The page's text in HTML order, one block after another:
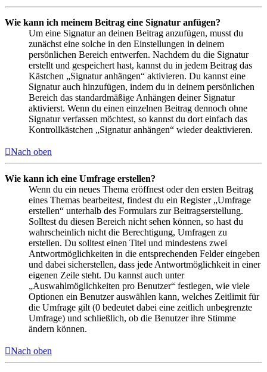
Wie kann ich meinem Beitrag eine Signatur anfügen?
Um eine Signatur an deinen Beitrag anzufügen, musst du
zunächst eine solche in den Einstellungen in deinem
persönlichen Bereich entwerfen. Nachdem du die Signatur
erstellt und gespeichert hast, kannst du in jedem Beitrag das
Kästchen „Signatur anhängen“ aktivieren. Du kannst eine
Signatur auch hinzufügen, indem du in deinem persönlichen
Bereich das standardmäßige Anhängen deiner Signatur
aktivierst. Wenn du einen einzelnen Beitrag dennoch ohne
Signatur verfassen möchtest, so kannst du dort einfach das
Kontrollkästchen „Signatur anhängen“ wieder deaktivieren.
Nach oben
Wie kann ich eine Umfrage erstellen?
Wenn du ein neues Thema eröffnest oder den ersten Beitrag
eines Themas bearbeitest, findest du ein Register „Umfrage
erstellen“ unterhalb des Formulars zur Beitragserstellung.
Solltest du diesen Bereich nicht sehen können, so hast du
wahrscheinlich nicht die Berechtigung, Umfragen zu
erstellen. Du solltest einen Titel und mindestens zwei
Antwortmöglichkeiten in die entsprechenden Felder eingeben
und dabei sicherstellen, dass jede Antwortmöglichkeit in einer
eigenen Zeile steht. Du kannst auch unter
„Auswahlmöglichkeiten pro Benutzer“ festlegen, wie viele
Optionen ein Benutzer auswählen kann, welches Zeitlimit für
die Umfrage gilt (0 bedeutet dabei eine zeitlich unbegrenzte
Umfrage) und schließlich, ob die Benutzer ihre Stimme
ändern können.
Nach oben